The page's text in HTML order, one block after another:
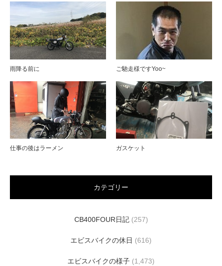
雨降る前に ご馳走様ですYoo~
仕事の後はラーメン ガスケット
カテゴリー
CB400FOUR日記(257)
エビスバイクの休日 (616)
エビスバイクの様子 (1,473)